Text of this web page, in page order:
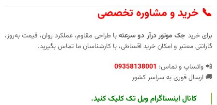
📞 خرید و مشاوره تخصصی
برای خرید جک موتور درآر دو سرعتهبا طراحی مقاوم، عملکرد روان، قیمت به‌روز،
گارانتی معتبر و امکان خرید اقساطی، با کارشناسان ما تماس بگیرید.
📲 واتساپ و تماس: 09358138001
🚚 ارسال فوری به سراسر کشور
کانال اینستاگرام ویل تک کلیک کنید.